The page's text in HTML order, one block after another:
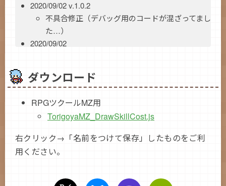
2020/09/02 v.1.0.2
不具合修正（デバッグ用のコードが混ざってまし
た…）
2020/09/02
ダウンロード
RPGツクールMZ用
TorigoyaMZ_DrawSkillCost.js
右クリック→「名前をつけて保存」したものをご利
用ください。